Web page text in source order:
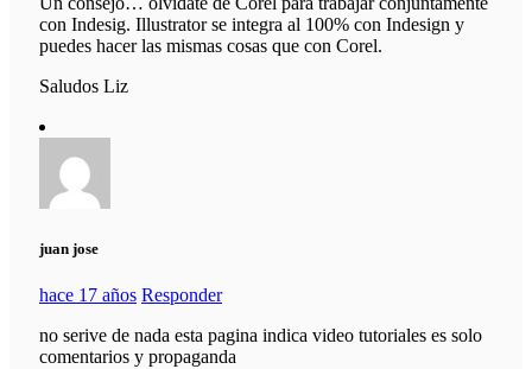
con Indesig. Illustrator se integra al 100% con Indesign y
puedes hacer las mismas cosas que con Corel.
Saludos Liz
juan jose
hace 17 años Responder
no serive de nada esta pagina indica video tutoriales es solo
comentarios y propaganda